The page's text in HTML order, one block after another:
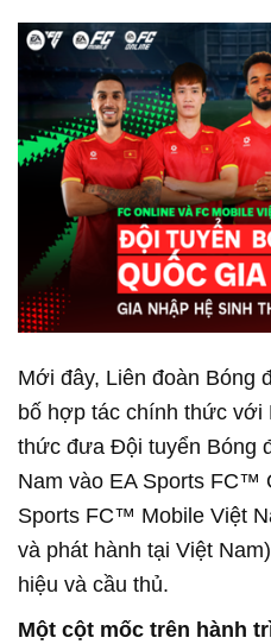
Mới đây, Liên đoàn Bóng
bố hợp tác chính thức
thức đưa Đội tuyển Bóng
Nam vào EA Sports FC™
Sports FC™ Mobile Việt
và phát hành tại Việt
hiệu và cầu thủ.
Một cột mốc trên hành